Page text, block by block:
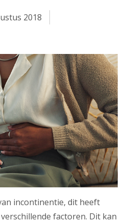
2018
incontinentie, dit heeft
factoren. Dit kan